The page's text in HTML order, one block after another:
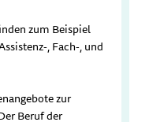
zum Beispiel
, Fach-, und
zur
Beruf der